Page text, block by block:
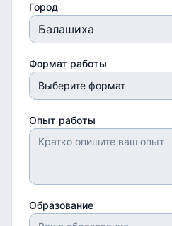
Город
Формат работы
Выберите формат
Опыт работы
Образование